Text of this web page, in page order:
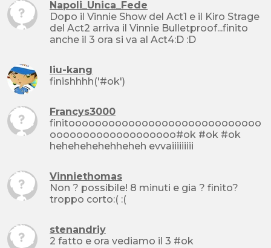
Napoli_Unica_Fede
Dopo il Vinnie Show del Act1 e il Kiro Strage
del Act2 arriva il Vinnie Bulletproof...finito
anche il 3 ora si va al Act4:D :D
liu-kang
finishhhh('#ok')
Francys3000
finitooooooooooooooooooooooooooooo
ooooooooooooooooooo#ok #ok #ok
hehehehehehheheh evvaiiiiiiiii
Vinniethomas
Non ? possibile! 8 minuti e gia ? finito?
troppo corto:( :(
stenandriy
2 fatto e ora vediamo il 3 #ok